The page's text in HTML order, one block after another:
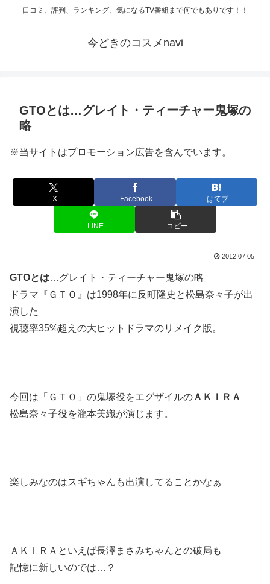
口コミ、評判、ランキング、気になるTV番組まで何でもありです！！
今どきのコスメnavi
GTOとは…グレイト・ティーチャー鬼塚の
略
※当サイトはプロモーション広告を含んでいます。
X Facebook はてブ
LINE コピー
2012.07.05
GTOとは…グレイト・ティーチャー鬼塚の略
ドラマ『ＧＴＯ』は1998年に反町隆史と松島奈々子が出
演した
視聴率35%超えの大ヒットドラマのリメイク版。
今回は「ＧＴＯ」の鬼塚役をエグザイルの ＡＫＩＲＡ
松島奈々子役を瀧本美織が演じます。
楽しみなのはスギちゃんも出演してることかなぁ
ＡＫＩＲＡといえば長澤まさみちゃんとの破局も
記憶に新しいのでは…？